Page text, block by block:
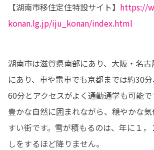
【湖南市移住定住特設サイト】 https://
konan.lg.jp/iju_konan/index.html
湖南市は滋賀県南部にあり、大阪・名
にあり、車や電車でも京都までは約30
60分とアクセスがよく通勤通学も可能で
豊かな自然に囲まれながら、穏やかな
すい街です。雪が積もるのは、年に１
しをするほど降りません。